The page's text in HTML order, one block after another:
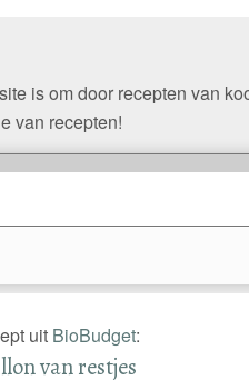
is om door recepten van
van recepten!
uit BioBudget:
van restjes